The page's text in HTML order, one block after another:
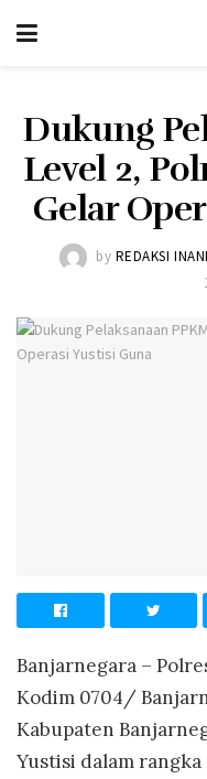
Dukung
Level 2,
Gelar
by REDAKSI
Banjarnegara –
Kodim 0704/
Kabupaten
Yustisi dalam